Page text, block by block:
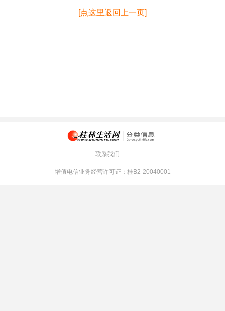
[点这里返回上一页]
联系我们
增值电信业务经营许可证：桂B2-20040001